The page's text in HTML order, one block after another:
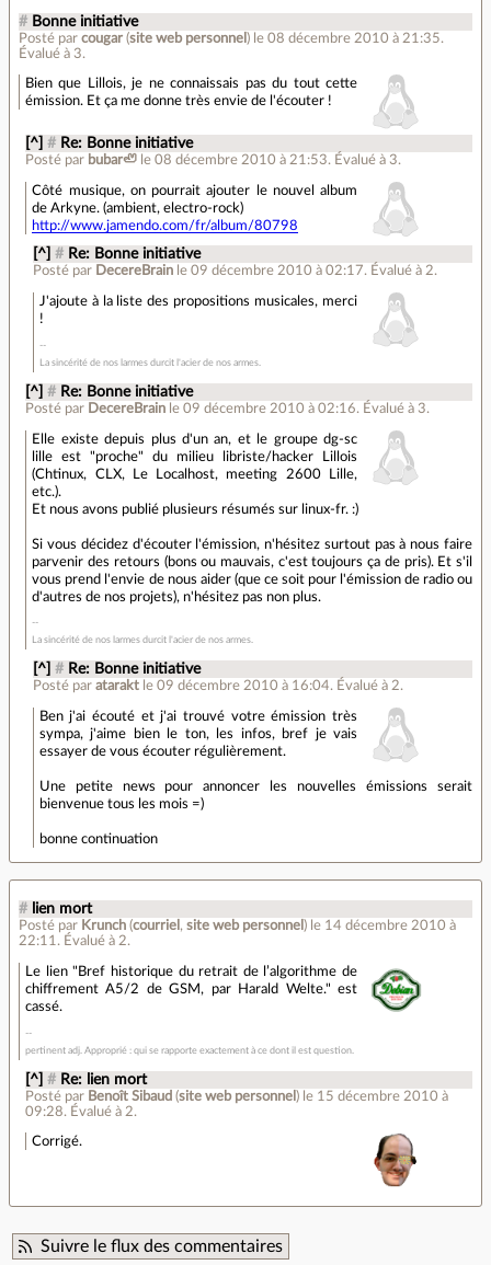
# Bonne initiative
Posté par cougar (site web personnel ) le 08 décembre 2010 à 21:35.
Évalué à 3.
Bien que Lillois, je ne connaissais pas du tout cette
émission. Et ça me donne très envie de l'écouter !
[^] # Re: Bonne initiative
Posté par bubar🦥 le 08 décembre 2010 à 21:53. Évalué à 3.
Côté musique, on pourrait ajouter le nouvel album
de Arkyne. (ambient, electro-rock)
http://www.jamendo.com/fr/album/80798
[^] # Re: Bonne initiative
Posté par DecereBrain le 09 décembre 2010 à 02:17. Évalué à 2.
J'ajoute à la liste des propositions musicales, merci
!
La sincérité de nos larmes durcit l'acier de nos armes.
[^] # Re: Bonne initiative
Posté par DecereBrain le 09 décembre 2010 à 02:16. Évalué à 3.
Elle existe depuis plus d'un an, et le groupe dg-sc
lille est "proche" du milieu libriste/hacker Lillois
(Chtinux, CLX, Le Localhost, meeting 2600 Lille,
etc.).
Et nous avons publié plusieurs résumés sur linux-fr. :)
Si vous décidez d'écouter l'émission, n'hésitez surtout pas à nous faire
parvenir des retours (bons ou mauvais, c'est toujours ça de pris). Et s'il
vous prend l'envie de nous aider (que ce soit pour l'émission de radio ou
d'autres de nos projets), n'hésitez pas non plus.
La sincérité de nos larmes durcit l'acier de nos armes.
[^] # Re: Bonne initiative
Posté par atarakt le 09 décembre 2010 à 16:04. Évalué à 2.
Ben j'ai écouté et j'ai trouvé votre émission très
sympa, j'aime bien le ton, les infos, bref je vais
essayer de vous écouter régulièrement.
Une petite news pour annoncer les nouvelles émissions serait
bienvenue tous les mois =)
bonne continuation
# lien mort
Posté par Krunch (courriel , site web personnel ) le 14 décembre 2010 à
22:11 . Évalué à 2.
Le lien "Bref historique du retrait de l’algorithme de
chiffrement A5/2 de GSM, par Harald Welte." est
cassé.
pertinent adj. Approprié : qui se rapporte exactement à ce dont il est question.
[^] # Re: lien mort
Posté par Benoît Sibaud (site web personnel ) le 15 décembre 2010 à
09:28. Évalué à 2.
Corrigé.
Suivre le flux des commentaires